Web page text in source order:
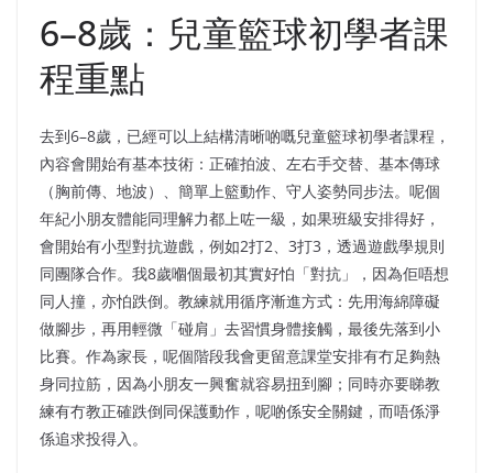
6–8歲：兒童籃球初學者課
程重點
去到6–8歲，已經可以上結構清晰啲嘅兒童籃球初學者課程，
內容會開始有基本技術：正確拍波、左右手交替、基本傳球
（胸前傳、地波）、簡單上籃動作、守人姿勢同步法。呢個
年紀小朋友體能同理解力都上咗一級，如果班級安排得好，
會開始有小型對抗遊戲，例如2打2、3打3，透過遊戲學規則
同團隊合作。我8歲嗰個最初其實好怕「對抗」，因為佢唔想
同人撞，亦怕跌倒。教練就用循序漸進方式：先用海綿障礙
做腳步，再用輕微「碰肩」去習慣身體接觸，最後先落到小
比賽。作為家長，呢個階段我會更留意課堂安排有冇足夠熱
身同拉筋，因為小朋友一興奮就容易扭到腳；同時亦要睇教
練有冇教正確跌倒同保護動作，呢啲係安全關鍵，而唔係淨
係追求投得入。